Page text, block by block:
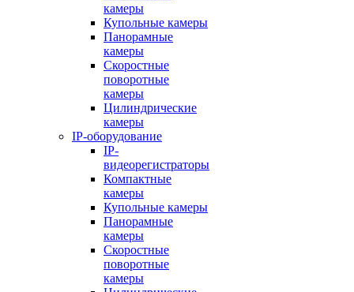
камеры
Купольные камеры
Панорамные
камеры
Скоростные
поворотные
камеры
Цилиндрические
камеры
IP-оборудование
IP-
видеорегистраторы
Компактные
камеры
Купольные камеры
Панорамные
камеры
Скоростные
поворотные
камеры